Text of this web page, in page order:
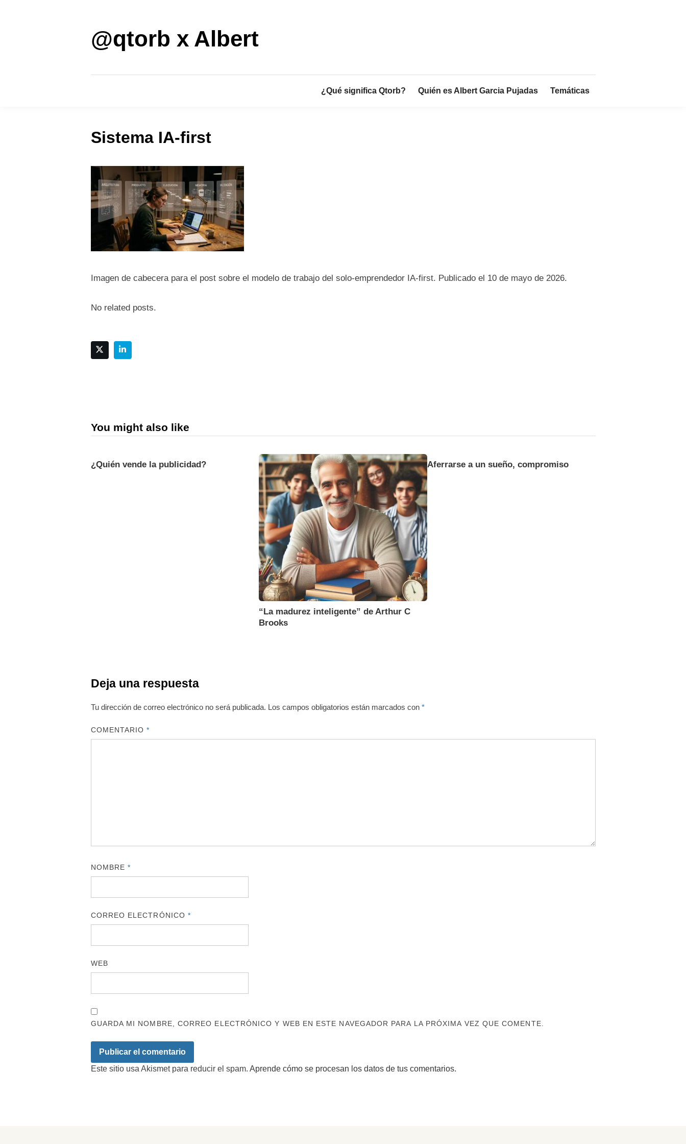
@qtorb x Albert
¿Qué significa Qtorb? Quién es Albert Garcia Pujadas Temáticas
Sistema IA-first
Imagen de cabecera para el post sobre el modelo de trabajo del solo-emprendedor IA-first. Publicado el 10 de mayo de 2026.
No related posts.
You might also like
¿Quién vende la publicidad?
“La madurez inteligente” de Arthur C
Brooks
Aferrarse a un sueño, compromiso
Deja una respuesta
Tu dirección de correo electrónico no será publicada. Los campos obligatorios están marcados con *
COMENTARIO*
NOMBRE*
CORREO ELECTRÓNICO *
WEB
GUARDA MI NOMBRE, CORREO ELECTRÓNICO Y WEB EN ESTE NAVEGADOR PARA LA PRÓXIMA VEZ QUE COMENTE.
Este sitio usa Akismet para reducir el spam. Aprende cómo se procesan los datos de tus comentarios.